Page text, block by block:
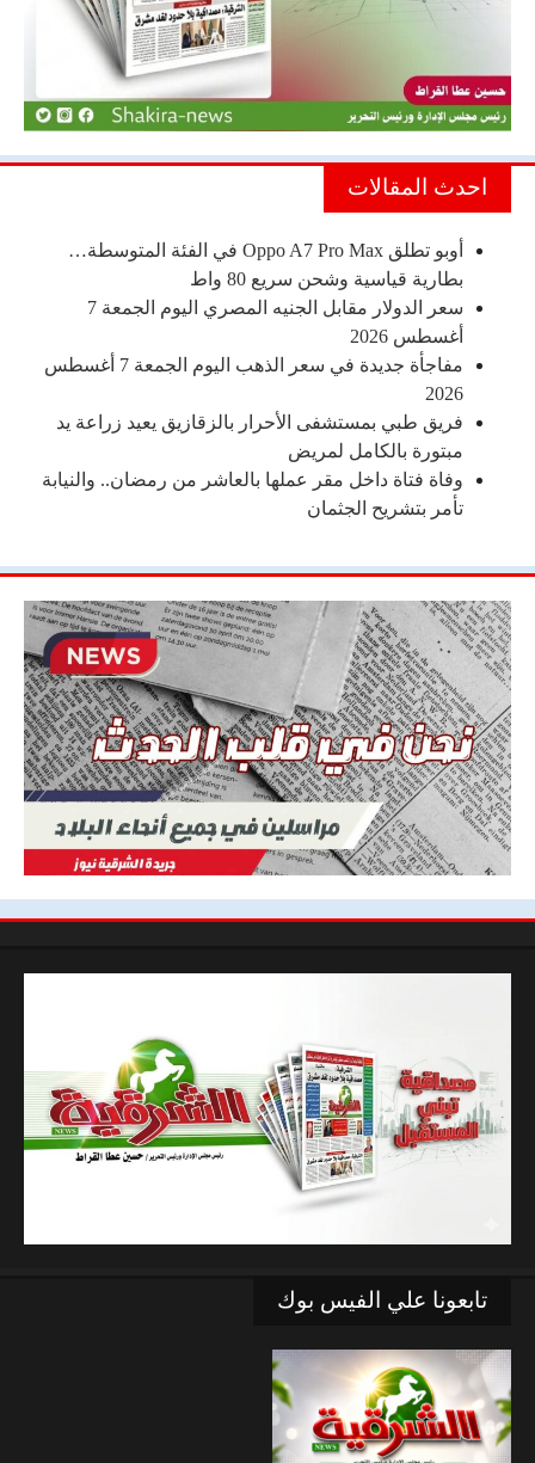
احدث المقالات
أوبو تطلق Oppo A7 Pro Max في الفئة المتوسطة…
بطارية قياسية وشحن سريع 80 واط
سعر الدولار مقابل الجنيه المصري اليوم الجمعة 7
أغسطس 2026
مفاجأة جديدة في سعر الذهب اليوم الجمعة 7 أغسطس
2026
فريق طبي بمستشفى الأحرار بالزقازيق يعيد زراعة يد
مبتورة بالكامل لمريض
وفاة فتاة داخل مقر عملها بالعاشر من رمضان.. والنيابة
تأمر بتشريح الجثمان
تابعونا علي الفيس بوك